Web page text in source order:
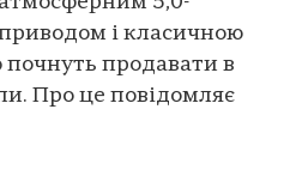
і класичною
продавати в
Про це повідомляє